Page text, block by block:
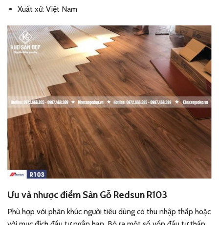
Xuất xứ: Việt Nam
Ưu và nhược điểm Sàn Gỗ Redsun R103
Phù hợp với phân khúc người tiêu dùng có thu nhập thấp hoặc